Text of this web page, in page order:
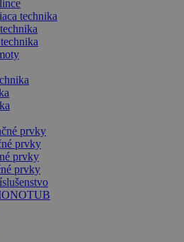
technika
prvky
prvky
prvky
prvky